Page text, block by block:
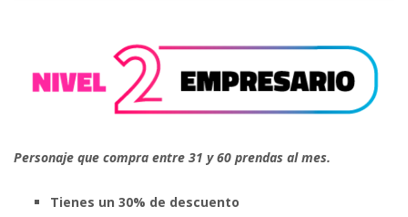
Personaje que compra entre 31 y 60 prendas al mes.
Tienes un 30% de descuento